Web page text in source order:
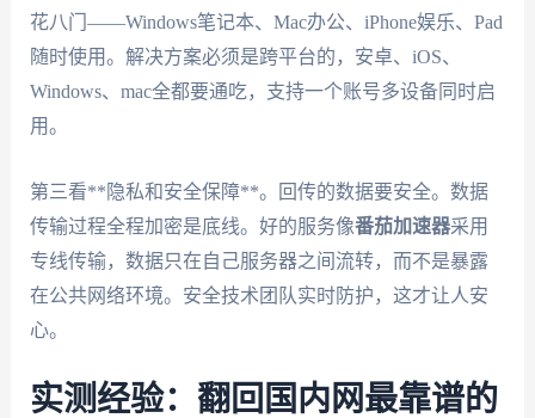
花八门——Windows笔记本、Mac办公、iPhone娱乐、Pad
随时使用。解决方案必须是跨平台的，安卓、iOS、
Windows、mac全都要通吃，支持一个账号多设备同时启
用。
第三看**隐私和安全保障**。回传的数据要安全。数据
传输过程全程加密是底线。好的服务像番茄加速器采用
专线传输，数据只在自己服务器之间流转，而不是暴露
在公共网络环境。安全技术团队实时防护，这才让人安
心。
实测经验：翻回国内网最靠谱的